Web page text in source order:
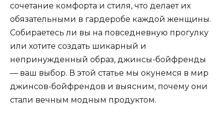
сочетание комфорта и стиля, что делает их
обязательными в гардеробе каждой женщины.
Собираетесь ли вы на повседневную прогулку
или хотите создать шикарный и
непринужденный образ, джинсы-бойфренды
— ваш выбор. В этой статье мы окунемся в мир
джинсов-бойфрендов и выясним, почему они
стали вечным модным продуктом.